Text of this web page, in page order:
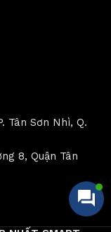
Tân Sơn Nhì, Q.
8, Quận Tân